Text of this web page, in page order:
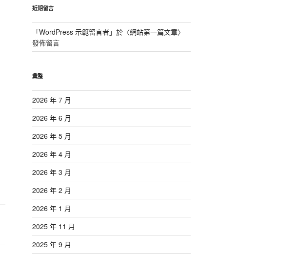
近期留言
「WordPress 示範留言者」於〈網站第一篇文章〉
發佈留言
彙整
2026 年 7 月
2026 年 6 月
2026 年 5 月
2026 年 4 月
2026 年 3 月
2026 年 2 月
2026 年 1 月
2025 年 11 月
2025 年 9 月